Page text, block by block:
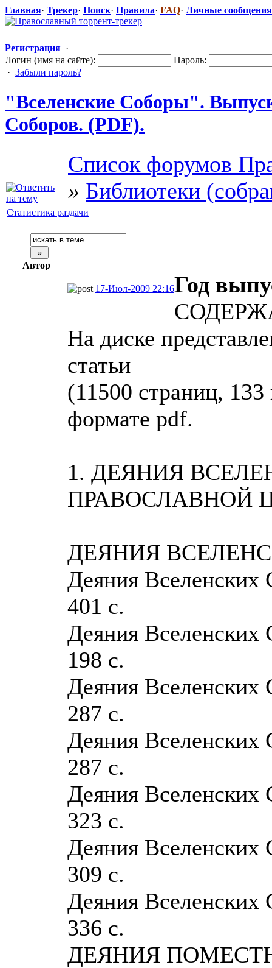
Главная· Трекер· Поиск· Правила· FAQ· Личные сообщения
Регистрация ·
Логин (имя на сайте):
Пароль:
· Забыли пароль?
"Вселенс​кие Соборы".
Соборов. (PDF).
Список форумов
» Библиотеки
Статистика раздачи
Автор
17-Июл-2009 22:16Год
На диске
статьи
(11500 страниц,
формате pdf.
1. ДЕЯНИЯ
ПРАВОСЛАВНОЙ
ДЕЯНИЯ
Деяния Вселенских
401 с.
Деяния Вселенских
198 с.
Деяния
287 с.
Деяния Вселенских
287 с.
Деяния Вселенских
323 с.
Деяния Вселенских
309 с.
Деяния
336 с.
ДЕЯНИЯ